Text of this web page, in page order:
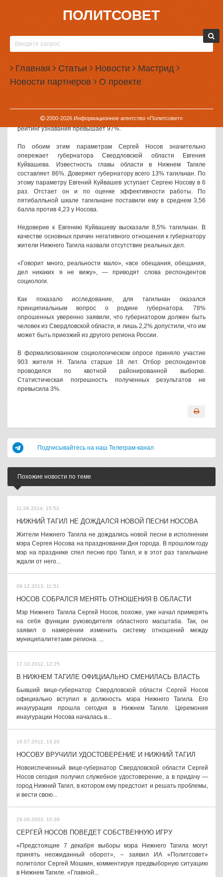
ПОЛИТСОВЕТ
Главная Статьи Новости Мастрид
Новости партнеров О проекте
2000-2026Информационное агентство «Политсовет»
24.11.2015, 12:52
ЖИТЕЛИ НИЖНЕГО ТАГИЛА ДОВЕРЯЮТ
НОСОВУ В 6 РАЗ БОЛЬШЕ, ЧЕМ КУЙВАШЕВУ
Рейтинг главы Нижнего Тагила Сергея Носова среди жителей
возглавляемого им города бьет все рекорды. Согласно
исследованию, проведенному Институтом политической
социологии под руководством Дмитрия Попова в ноябре этого
года, мэру доверяет 79,6% горожан. Он же пользуется
наибольшей известностью среди всех региональных политиков:
рейтинг узнавания превышает 97%.
По обоим этим параметрам Сергей Носов значительно
опережает губернатора Свердловской области Евгения
Куйвашева. Известность главы области в Нижнем Тагиле
составляет 86%. Доверяют губернатору всего 13% тагильчан. По
этому параметру Евгений Куйвашев уступает Сергею Носову в 6
раз. Отстает он и по оценке эффективности работы. По
пятибалльной шкале тагильчане поставили ему в среднем 3,56
балла против 4,23 у Носова.
Недоверие к Евгению Куйвашеву высказали 8,5% тагильчан. В
качестве основных причин негативного отношения к губернатору
жители Нижнего Тагила назвали отсутствие реальных дел.
«Говорит много, реальности мало», «все обещания, обещания,
дел никаких я не вижу», — приводят слова респондентов
социологи.
Как показало исследование, для тагильчан оказался
принципиальным вопрос о родине губернатора. 78%
опрошенных уверенно заявили, что губернатором должен быть
человек из Свердловской области, и лишь 2,2% допустили, что им
может быть приезжий из другого региона России.
В формализованном социологическом опросе приняло участие
903 жителя Н. Тагила старше 18 лет. Отбор респондентов
проводился по квотной районированной выборке.
Статистическая погрешность полученных результатов не
превысила 3%.
Подписывайтесь на наш Телеграм-канал
Похожие новости по теме
11.08.2014, 15:52
НИЖНИЙ ТАГИЛ НЕ ДОЖДАЛСЯ НОВОЙ ПЕСНИ НОСОВА
Жители Нижнего Тагила не дождались новой песни в исполнении
мэра Сергея Носова на праздновании Дня города. В прошлом году
мэр на празднике спел песню про Тагил, и в этот раз тагильчане
ждали от него...
09.12.2013, 11:51
НОСОВ СОБРАЛСЯ МЕНЯТЬ ОТНОШЕНИЯ В ОБЛАСТИ
Мэр Нижнего Тагила Сергей Носов, похоже, уже начал примерять
на себя функции руководителя областного масштаба. Так, он
заявил о намерении изменить систему отношений между
муниципалитетами региона. ...
17.10.2012, 12:25
В НИЖНЕМ ТАГИЛЕ ОФИЦИАЛЬНО СМЕНИЛАСЬ ВЛАСТЬ
Бывший вице-губернатор Свердловской области Сергей Носов
официально вступил в должность мэра Нижнего Тагила. Его
инаугурация прошла сегодня в Нижнем Тагиле. Церемония
инаугурации Носова началась в...
16.07.2012, 13:20
НОСОВУ ВРУЧИЛИ УДОСТОВЕРЕНИЕ И НИЖНИЙ ТАГИЛ
Новоиспеченный вице-губернатор Свердловской области Сергей
Носов сегодня получил служебное удостоверение, а в придачу —
город Нижний Тагил, в котором ему предстоит и решать проблемы,
и вести свою...
29.09.2003, 10:39
СЕРГЕЙ НОСОВ ПОВЕДЕТ СОБСТВЕННУЮ ИГРУ
«Предстоящие 7 декабря выборы мэра Нижнего Тагила могут
принять неожиданный оборот», – заявил ИА «Политсовет»
политолог Сергей Мошкин, комментируя предвыборную ситуацию
в Нижнем Тагиле. «Главной...